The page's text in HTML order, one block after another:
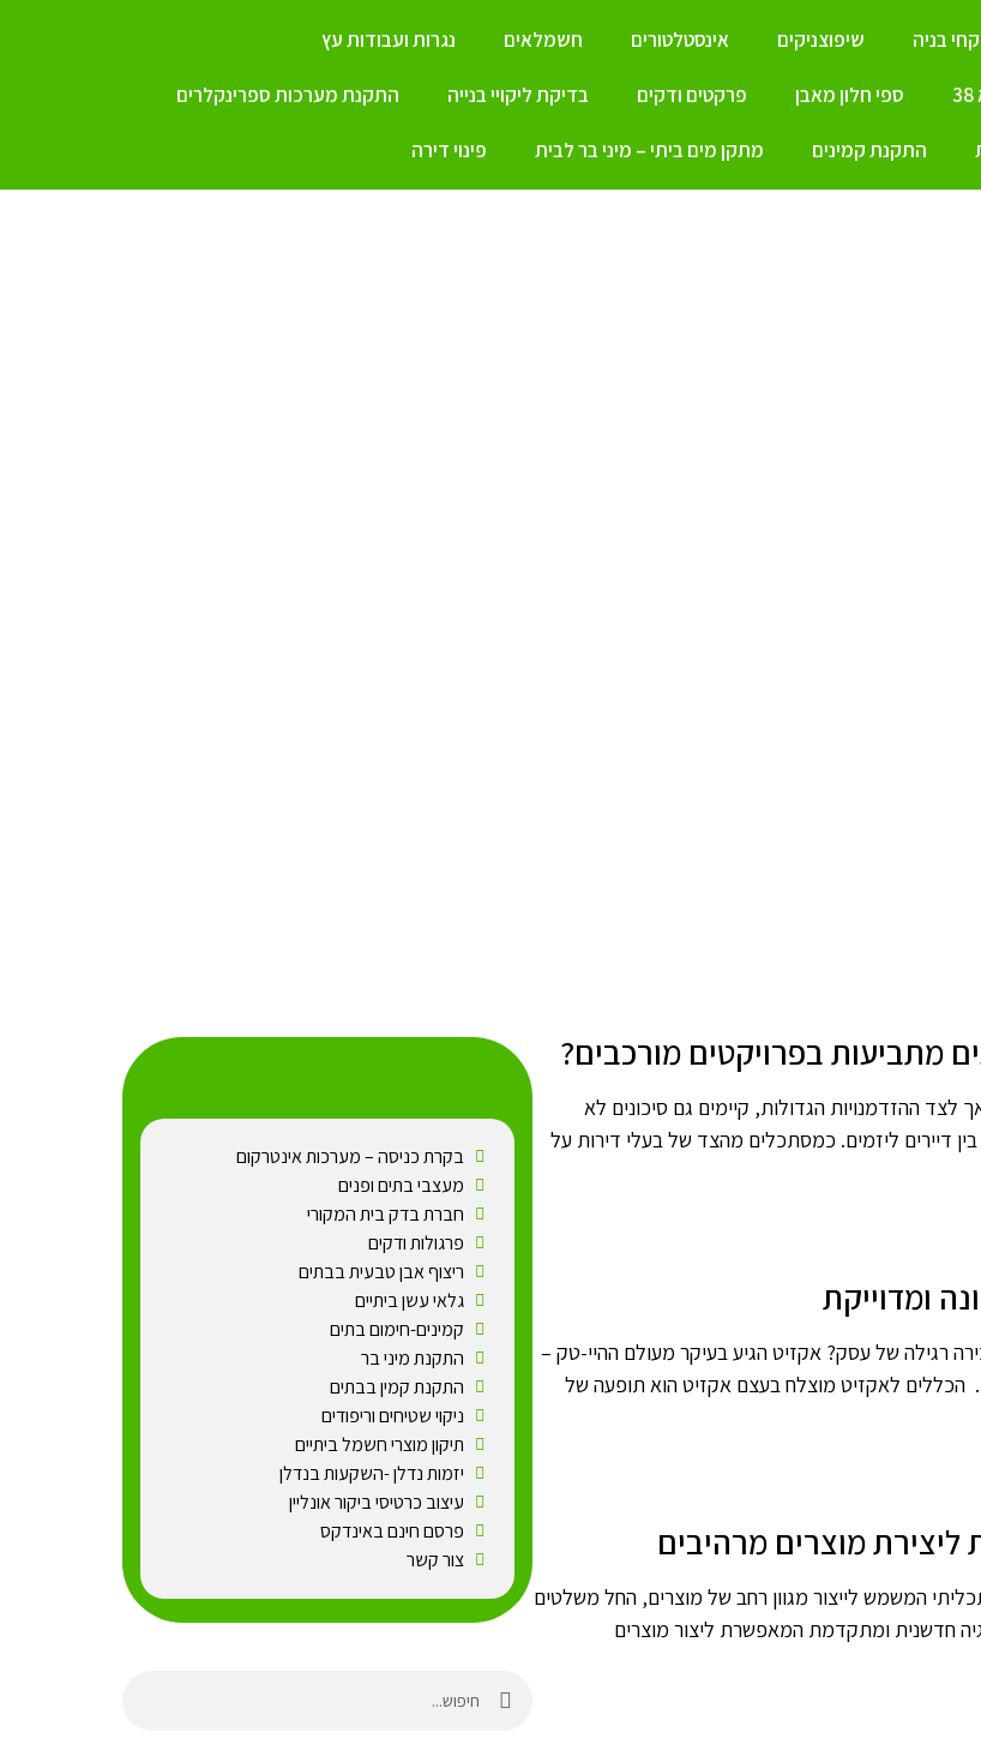
בניה שיפוצניקים אינסטלטורים חשמלאים נגרות ועבודות עץ
ספי חלון מאבן פרקטים ודקים בדיקת ליקויי בנייה התקנת מערכות ספרינקלרים
התקנת קמינים מתקן מים ביתי – מיני בר לבית פינוי דירה
מתביעות בפרויקטים מורכבים?
לצד ההזדמנויות הגדולות, קיימים גם סיכונים לא
דיירים ליזמים. כמסתכלים מהצד של בעלי דירות על
ומדוייקת
רגילה של עסק? אקזיט הגיע בעיקר מעולם ההיי-טק –
הכללים לאקזיט מוצלח בעצם אקזיט הוא תופעה של
ליצירת מוצרים מרהיבים
המשמש לייצור מגוון רחב של מוצרים, החל משלטים
חדשנית ומתקדמת המאפשרת ליצור מוצרים
בקרת כניסה – מערכות אינטרקום
מעצבי בתים ופנים
חברת בדק בית המקורי
פרגולות ודקים
ריצוף אבן טבעית בבתים
גלאי עשן ביתיים
קמינים-חימום בתים
התקנת מיני בר
התקנת קמין בבתים
ניקוי שטיחים וריפודים
תיקון מוצרי חשמל ביתיים
יזמות נדלן -השקעות בנדלן
עיצוב כרטיסי ביקור אונליין
פרסם חינם באינדקס
צור קשר